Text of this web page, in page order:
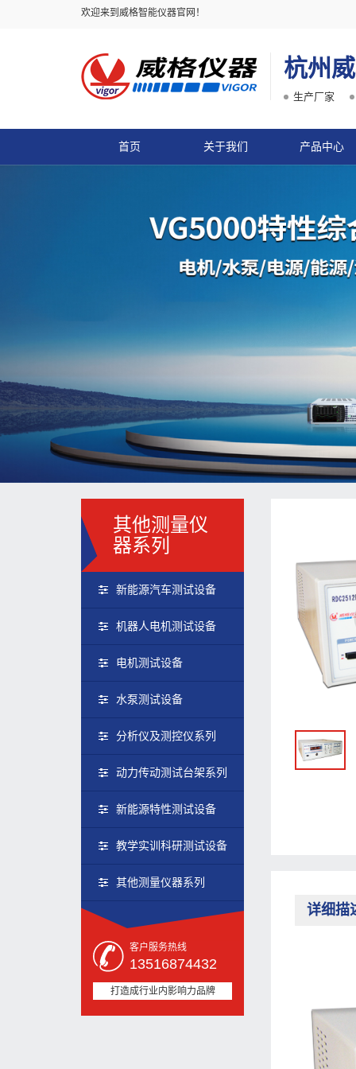
欢迎来到威格智能仪器官网！
杭州
生产厂家
首页 关于我们 产品中心
其他测量仪
器系列
新能源汽车测试设备
机器人电机测试设备
电机测试设备
水泵测试设备
分析仪及测控仪系列
动力传动测试台架系列
新能源特性测试设备
教学实训科研测试设备
其他测量仪器系列
客户服务热线
13516874432
打造成行业内影响力品牌
详细描